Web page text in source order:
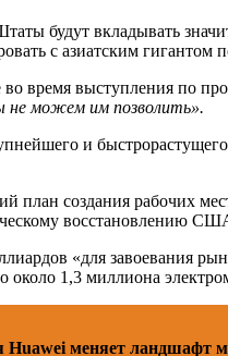
будут вкладывать
с азиатским
во время выступления по
не можем им позволить».
и
план создания рабочих
восстановлению
«для завоевания
1,3 миллиона
Huawei меняет ландшафт